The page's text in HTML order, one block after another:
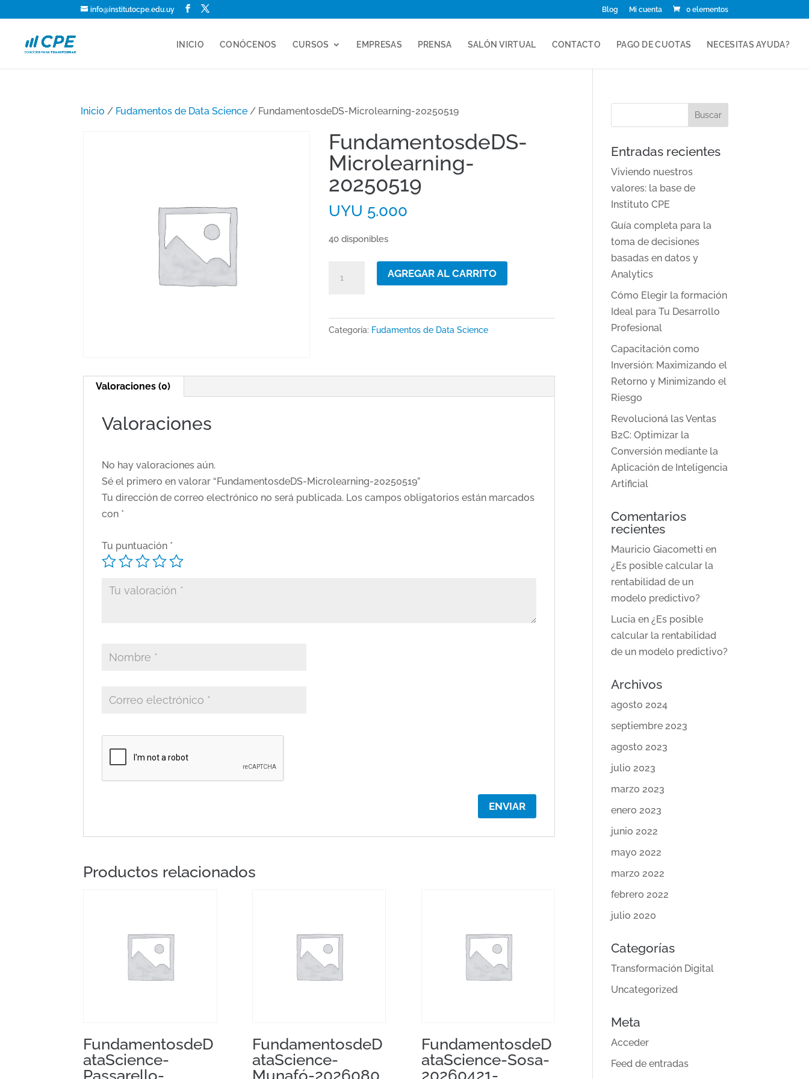
info@institutocpe.edu.uy Blog Mi cuenta 0 elementos
INICIO CONÓCENOS CURSOS EMPRESAS PRENSA SALÓN VIRTUAL CONTACTO PAGO DE CUOTAS NECESITAS AYUDA?
Inicio / Fudamentos de Data Science / FundamentosdeDS-Microlearning-20250519
FundamentosdeDS-
Microlearning-
20250519
UYU 5.000
40 disponibles
FundamentosdeDS-
Microlearning-
cantidad
AGREGAR AL CARRITO
Categoría: Fudamentos de Data Science
Valoraciones (0)
Valoraciones
No hay valoraciones aún.
Sé el primero en valorar “FundamentosdeDS-Microlearning-20250519”
Tu dirección de correo electrónico no será publicada. Los campos obligatorios están marcados
con *
Tu puntuación *
Productos relacionados
FundamentosdeD
ataScience-
FundamentosdeD
ataScience-
FundamentosdeD
ataScience-Sosa-
Entradas recientes
Viviendo nuestros
valores: la base de
Instituto CPE
Guía completa para la
toma de decisiones
basadas en datos y
Analytics
Cómo Elegir la formación
Ideal para Tu Desarrollo
Profesional
Capacitación como
Inversión: Maximizando el
Retorno y Minimizando el
Riesgo
Revolucioná las Ventas
B2C: Optimizar la
Conversión mediante la
Aplicación de Inteligencia
Artificial
Comentarios
recientes
Mauricio Giacometti en
¿Es posible calcular la
rentabilidad de un
modelo predictivo?
Lucia en¿Es posible
calcular la rentabilidad
de un modelo predictivo?
Archivos
agosto 2024
septiembre 2023
agosto 2023
julio 2023
marzo 2023
enero 2023
junio 2022
mayo 2022
marzo 2022
febrero 2022
julio 2020
Categorías
Transformación Digital
Uncategorized
Meta
Acceder
Feed de entradas